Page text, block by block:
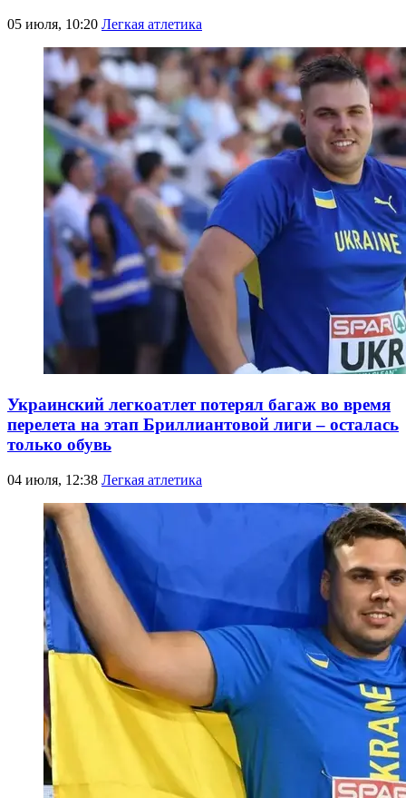
05 июля, 10:20 Легкая атлетика
Украинский легкоатлет потерял багаж во время
перелета на этап Бриллиантовой лиги – осталась
только обувь
04 июля, 12:38 Легкая атлетика